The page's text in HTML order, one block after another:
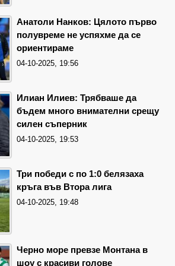
Анатоли Нанков: Цялото първо
полувреме не успяхме да се
ориентираме
04-10-2025, 19:56
Илиан Илиев: Трябваше да
бъдем много внимателни срещу
силен съперник
04-10-2025, 19:53
Три победи с по 1:0 белязаха
кръга във Втора лига
04-10-2025, 19:48
Черно море превзе Монтана в
шоу с красиви голове